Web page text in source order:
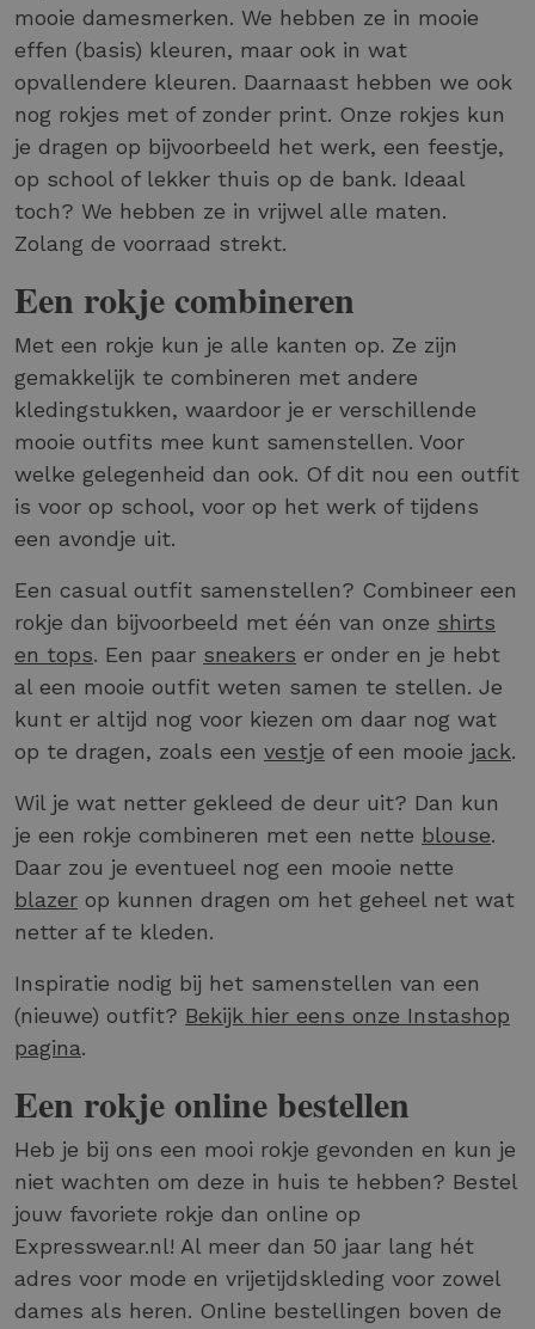
mooie damesmerken. We hebben ze in mooie
effen (basis) kleuren, maar ook in wat
opvallendere kleuren. Daarnaast hebben we ook
nog rokjes met of zonder print. Onze rokjes kun
je dragen op bijvoorbeeld het werk, een feestje,
op school of lekker thuis op de bank. Ideaal
toch? We hebben ze in vrijwel alle maten.
Zolang de voorraad strekt.
Een rokje combineren
Met een rokje kun je alle kanten op. Ze zijn
gemakkelijk te combineren met andere
kledingstukken, waardoor je er verschillende
mooie outfits mee kunt samenstellen. Voor
welke gelegenheid dan ook. Of dit nou een outfit
is voor op school, voor op het werk of tijdens
een avondje uit.
Een casual outfit samenstellen? Combineer een
rokje dan bijvoorbeeld met één van onze shirts
en tops. Een paar sneakers er onder en je hebt
al een mooie outfit weten samen te stellen. Je
kunt er altijd nog voor kiezen om daar nog wat
op te dragen, zoals een vestje of een mooie jack.
Wil je wat netter gekleed de deur uit? Dan kun
je een rokje combineren met een nette blouse.
Daar zou je eventueel nog een mooie nette
blazer op kunnen dragen om het geheel net wat
netter af te kleden.
Inspiratie nodig bij het samenstellen van een
(nieuwe) outfit? Bekijk hier eens onze Instashop
pagina.
Een rokje online bestellen
Heb je bij ons een mooi rokje gevonden en kun je
niet wachten om deze in huis te hebben? Bestel
jouw favoriete rokje dan online op
Expresswear.nl! Al meer dan 50 jaar lang hét
adres voor mode en vrijetijdskleding voor zowel
dames als heren. Online bestellingen boven de